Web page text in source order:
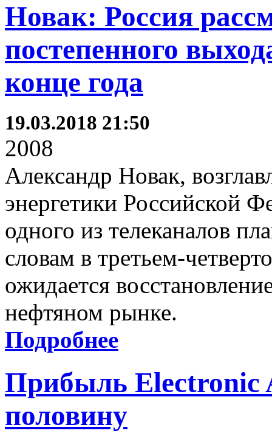
Новак: Россия
постепенного
конце года
19.03.2018 21:50
2008
Александр Новак,
энергетики Российской
одного из телеканалов
словам в третьем-
ожидается
нефтяном рынке.
Подробнее
Прибыль Electronic
половину